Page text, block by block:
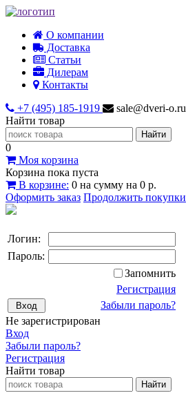
О компании
Доставка
Статьи
Дилерам
Контакты
+7 (495) 185-1919
sale@dveri-o.ru
Найти товар
0
Моя корзина
Корзина пока пуста
В корзине: 0 на сумму на 0 р.
Оформить заказ Продолжить покупки
Логин:
Пароль:
Запомнить
Регистрация
Забыли пароль?
Не зарегистрирован
Вход
Забыли пароль?
Регистрация
Найти товар